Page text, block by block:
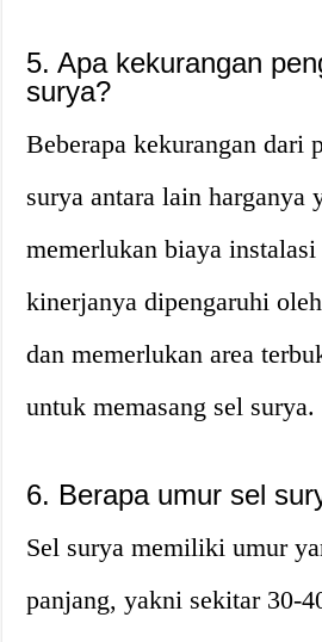
5. Apa kekurangan
surya?
Beberapa kekurangan dari
surya antara lain harganya
memerlukan biaya instalasi
kinerjanya dipengaruhi
dan memerlukan area
untuk memasang sel surya.
6. Berapa umur sel
Sel surya memiliki umur
panjang, yakni sekitar 30-